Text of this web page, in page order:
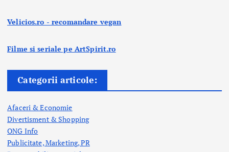
Velicios.ro - recomandare vegan
Filme si seriale pe ArtSpirit.ro
Categorii articole:
Afaceri & Economie
Divertisment & Shopping
ONG Info
Publicitate, Marketing, PR